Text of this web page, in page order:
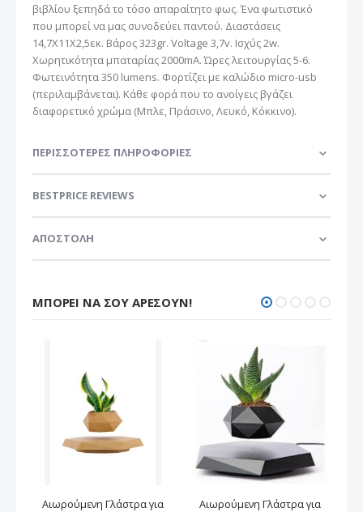
βιβλίου ξεπηδά το τόσο απαραίτητο φως. Ένα φωτιστικό
που μπορεί να μας συνοδεύει παντού. Διαστάσεις
14,7Χ11Χ2,5εκ. Βάρος 323gr. Voltage 3,7v. Ισχύς 2w.
Χωρητικότητα μπαταρίας 2000mA. Ώρες λειτουργίας 5-6.
Φωτεινότητα 350 lumens. Φορτίζει με καλώδιο micro-usb
(περιλαμβάνεται). Κάθε φορά που το ανοίγεις βγάζει
διαφορετικό χρώμα (Μπλε, Πράσινο, Λευκό, Κόκκινο).
ΠΕΡΙΣΣΌΤΕΡΕΣ ΠΛΗΡΟΦΟΡΊΕΣ
BESTPRICE REVIEWS
ΑΠΟΣΤΟΛΗ
ΜΠΟΡΕΊ ΝΑ ΣΟΥ ΑΡΈΣΟΥΝ!
Αιωρούμενη Γλάστρα για
Αιωρούμενη Γλάστρα για